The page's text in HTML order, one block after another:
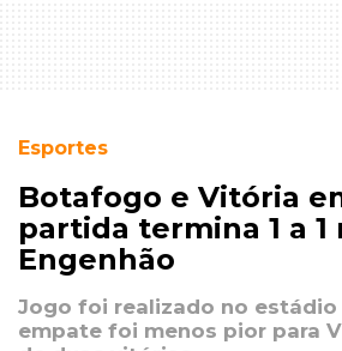
Esportes
Botafogo e Vitória
partida termina 1 a 1
Engenhão
Jogo foi realizado no estádio
empate foi menos pior para